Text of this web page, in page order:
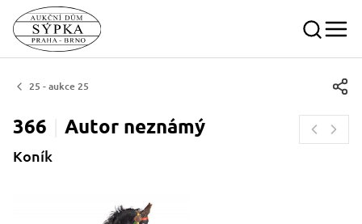
25 - aukce 25
366 Autor neznámý
Koník